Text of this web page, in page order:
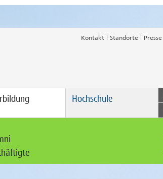
Kontakt Standorte Presse
Hochschule